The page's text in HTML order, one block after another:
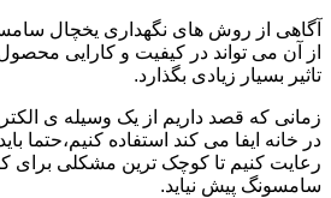
آگاهی از روش های نگهداری یخچال
از آن می تواند در کیفیت و کارایی
تاثیر بسیار زیادی بگذارد.
زمانی که قصد داریم از یک وسیله ی
در خانه ایفا می کند استفاده کنیم،حتما
رعایت کنیم تا کوچک ترین مشکلی برای
سامسونگ پیش نیاید.